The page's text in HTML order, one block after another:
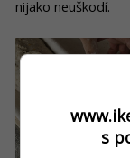
nijako neuškodí.
s